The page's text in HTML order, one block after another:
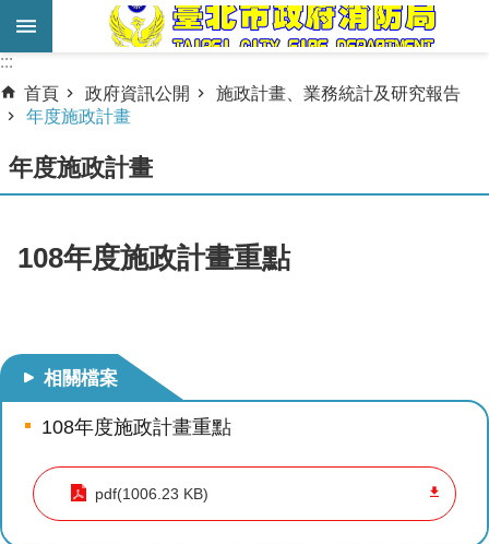
跳到主要內容區塊
進
階
尋
務
服
機
關
簡
介
宣
導
:::
:::
首頁
政府資訊公開
施政計畫、業務統計及研究報告
年度施政計畫
年度施政計畫
108年度施政計畫重點
相關檔案
108年度施政計畫重點
pdf(1006.23 KB)